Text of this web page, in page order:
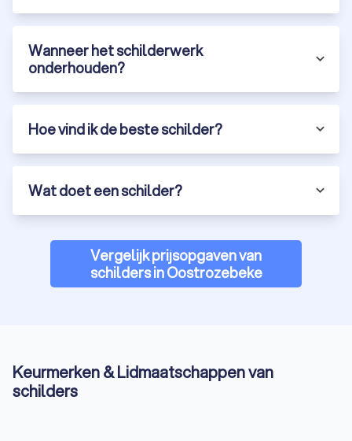
Wanneer het schilderwerk
onderhouden?
Hoe vind ik de beste schilder?
Wat doet een schilder?
Vergelijk prijsopgaven van
schilders in Oostrozebeke
Keurmerken & Lidmaatschappen van
schilders